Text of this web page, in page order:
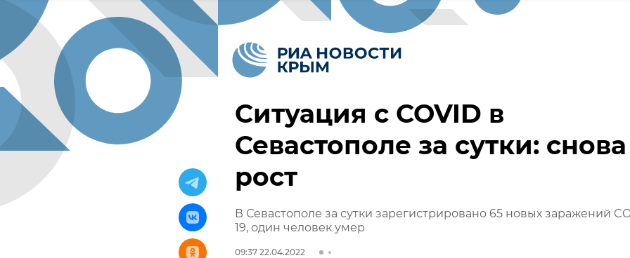
Ситуация с COVID в
Севастополе за сутки: снова
рост
В Севастополе за сутки зарегистрировано 65 новых заражений
19, один человек умер
09:37 22.04.2022